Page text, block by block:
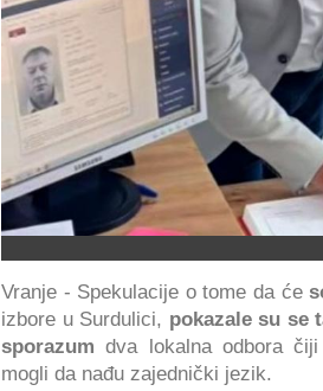
Vranje - Spekulacije o tome da će
izbore u Surdulici, pokazale su se
sporazum dva lokalna odbora
mogli da nađu zajednički jezik.